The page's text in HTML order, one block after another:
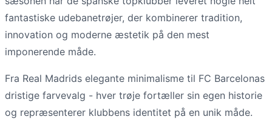
fantastiske udebanetrøjer, der kombinerer tradition,
innovation og moderne æstetik på den mest
imponerende måde.
Fra Real Madrids elegante minimalisme til FC Barcelonas
dristige farvevalg - hver trøje fortæller sin egen historie
og repræsenterer klubbens identitet på en unik måde.